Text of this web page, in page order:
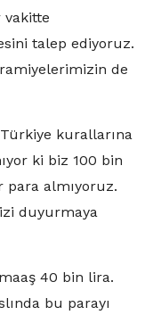
vakitte
talep ediyoruz.
de
kurallarına
ki biz 100 bin
para almıyoruz.
duyurmaya
40 bin lira.
bu parayı